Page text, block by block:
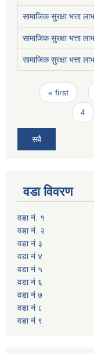
सामाजिक सुरक्षा भत्ता
सामाजिक सुरक्षा भत्ता
सामाजिक सुरक्षा भत्ता
Pages
« first
4
सबै
वडा विवरण
वडा नं. १
वडा नं. २
वडा नं ३
वडा नं ४
वडा नं ५
वडा नं ६
वडा नं ७
वडा नं ८
वडा नं ९